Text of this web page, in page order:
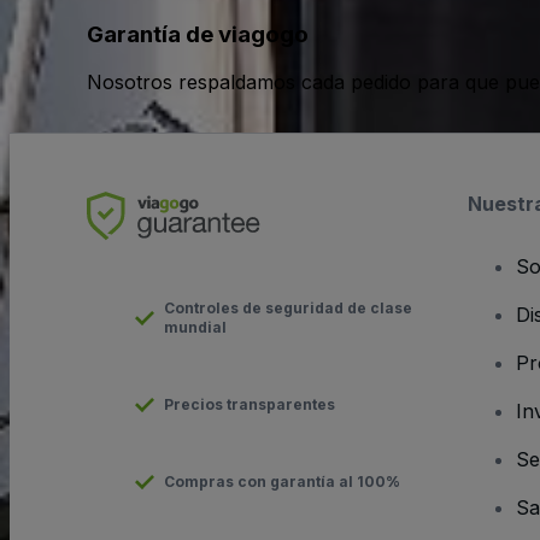
Garantía de viagogo
Nosotros respaldamos cada pedido para que
Controles de seguridad de clase
mundial
Precios transparentes
Compras con garantía al 100%